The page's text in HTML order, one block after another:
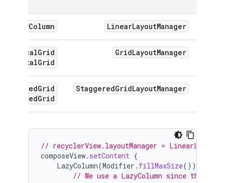
LinearLayoutManager
LazyColumn
GridLayoutManager
StaggeredGridLayoutManager
// recyclerView.layoutManager =
composeView. setContent {
LazyColumn(Modifier . fillMaxSize())
// We use a LazyColumn since the